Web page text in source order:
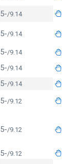
5-/9.14
5-/9.14
5-/9.14
5-/9.14
5-/9.14
5-/9.12
5-/9.12
5-/9.12